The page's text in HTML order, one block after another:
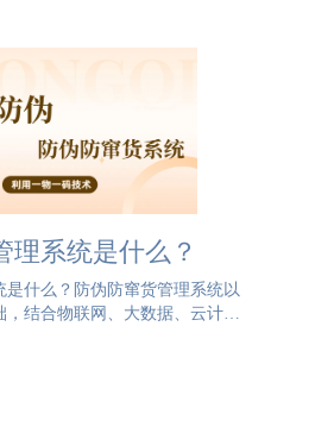
理系统是什么？
是什么？防伪防窜货管理系统以
，结合物联网、大数据、云计算
品赋予独特的“身份证”，实现
和管理。该系统通过采集和上